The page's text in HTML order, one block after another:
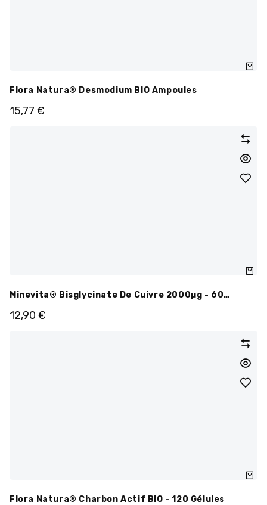
Flora Natura® Desmodium BIO Ampoules
15,77 €
Minevita® Bisglycinate De Cuivre 2000µg - 60
Gélules
12,90 €
Flora Natura® Charbon Actif BIO - 120 Gélules